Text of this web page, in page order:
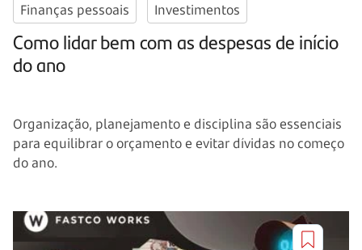
Finanças pessoais Investimentos
Como lidar bem com as despesas de início
do ano
Organização, planejamento e disciplina são essenciais
para equilibrar o orçamento e evitar dívidas no começo
do ano.